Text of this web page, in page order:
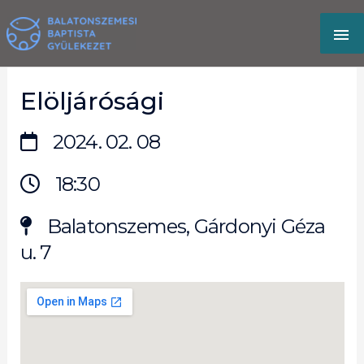
to
content
Elöljárósági
2024. 02. 08
18:30
Balatonszemes, Gárdonyi Géza
u. 7